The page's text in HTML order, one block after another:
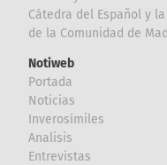
Cátedra del Español y
de la Comunidad de
Notiweb
Portada
Noticias
Inverosímiles
Analisis
Entrevistas